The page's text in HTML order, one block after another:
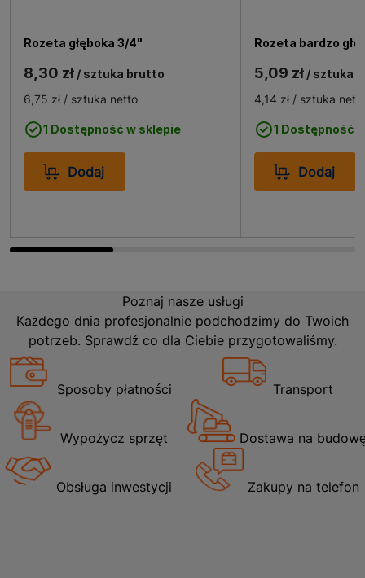
Rozeta głęboka 3/4"
8,30 zł / sztuka brutto
6,75 zł / sztuka netto
1 Dostępność w sklepie
Dodaj
Rozeta bardzo
5,09 zł/ sztuka
4,14 zł/ sztuka
1 Dostępność
Dodaj
Poznaj nasze usługi
Każdego dnia profesjonalnie podchodzimy do Twoich
potrzeb. Sprawdź co dla Ciebie przygotowaliśmy.
Sposoby płatności Transport
Wypożycz sprzęt Dostawa na
Obsługa inwestycji Zakupy na telefon